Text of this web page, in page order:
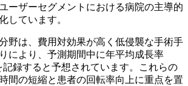
ーザーセグメントにおける病院の主導的
しています。
野は、費用対効果が高く低侵襲な手術手
により、予測期間中に年平均成長率
記録すると予想されています。これらの
間の短縮と患者の回転率向上に重点を置